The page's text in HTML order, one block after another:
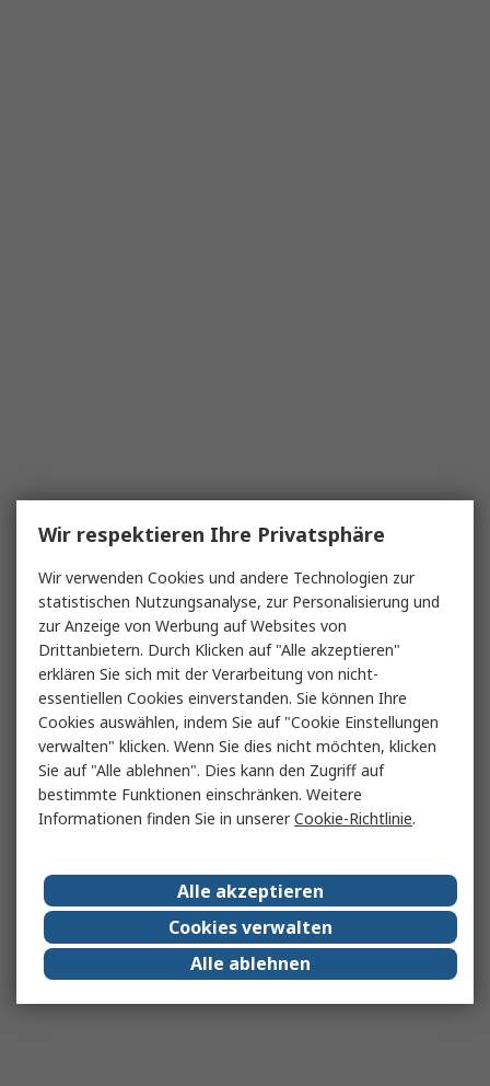
Wir respektieren Ihre Privatsphäre
Wir verwenden Cookies und andere Technologien zur
statistischen Nutzungsanalyse, zur Personalisierung und
zur Anzeige von Werbung auf Websites von
Drittanbietern. Durch Klicken auf "Alle akzeptieren"
erklären Sie sich mit der Verarbeitung von nicht-
essentiellen Cookies einverstanden. Sie können Ihre
Cookies auswählen, indem Sie auf "Cookie Einstellungen
verwalten" klicken. Wenn Sie dies nicht möchten, klicken
Sie auf "Alle ablehnen". Dies kann den Zugriff auf
bestimmte Funktionen einschränken. Weitere
Informationen finden Sie in unsererCookie-Richtlinie.
Alle akzeptieren
Cookies verwalten
Alle ablehnen